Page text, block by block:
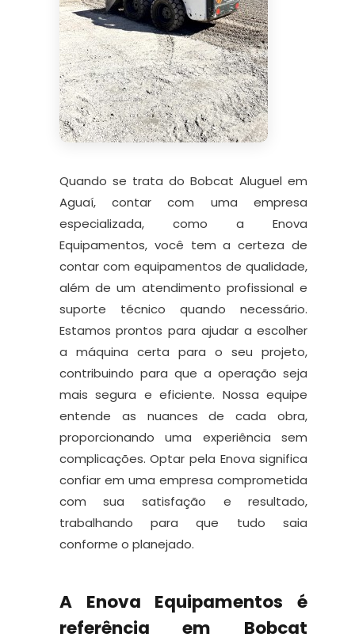
Quando se trata do Bobcat Aluguel em
Aguaí, contar com uma empresa
especializada, como a Enova
Equipamentos, você tem a certeza de
contar com equipamentos de qualidade,
além de um atendimento profissional e
suporte técnico quando necessário.
Estamos prontos para ajudar a escolher
a máquina certa para o seu projeto,
contribuindo para que a operação seja
mais segura e eficiente. Nossa equipe
entende as nuances de cada obra,
proporcionando uma experiência sem
complicações. Optar pela Enova significa
confiar em uma empresa comprometida
com sua satisfação e resultado,
trabalhando para que tudo saia
conforme o planejado.
A Enova Equipamentos é
referência em Bobcat